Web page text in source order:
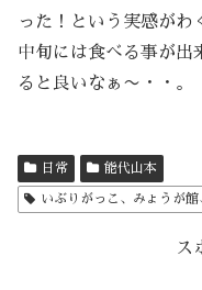
った！という実感が
中旬には食べる事が出
ると良いなぁ〜・・。
日常 能代山本
いぶりがっこ、みょうが
ス